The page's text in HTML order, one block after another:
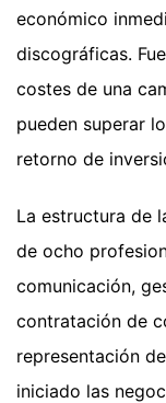
económico
discográficas.
costes de una
pueden superar
retorno de
La estructura de
de ocho
comunicación,
contratación de
representación
iniciado las